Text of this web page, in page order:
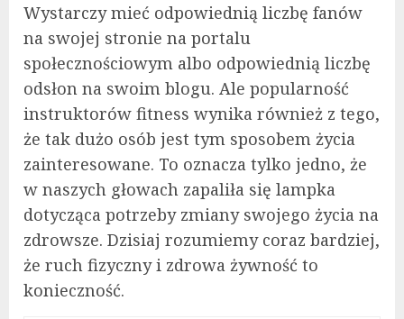
Wystarczy mieć odpowiednią liczbę fanów
na swojej stronie na portalu
społecznościowym albo odpowiednią liczbę
odsłon na swoim blogu. Ale popularność
instruktorów fitness wynika również z tego,
że tak dużo osób jest tym sposobem życia
zainteresowane. To oznacza tylko jedno, że
w naszych głowach zapaliła się lampka
dotycząca potrzeby zmiany swojego życia na
zdrowsze. Dzisiaj rozumiemy coraz bardziej,
że ruch fizyczny i zdrowa żywność to
konieczność.